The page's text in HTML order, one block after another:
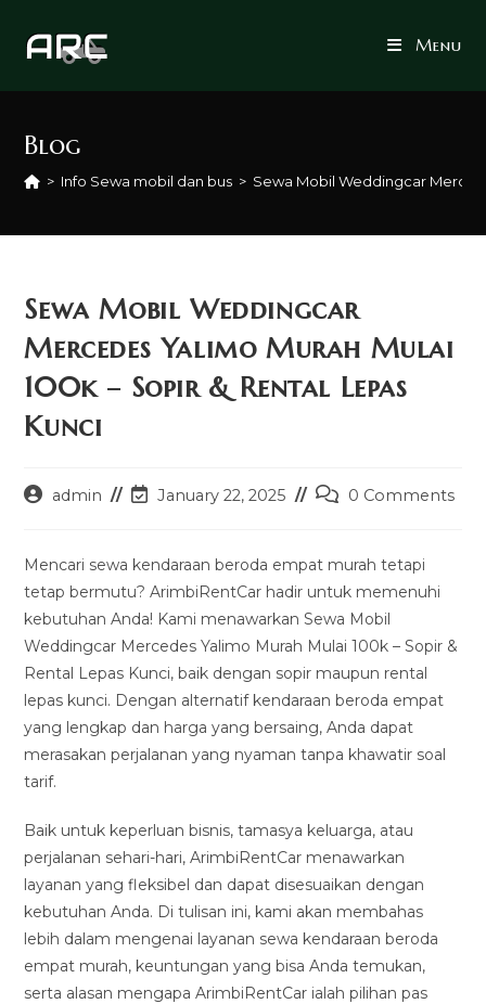
Menu
Blog
> Info Sewa mobil dan bus > Sewa Mobil Weddingcar
Sewa Mobil Weddingcar
Mercedes Yalimo Murah Mulai
100k – Sopir & Rental Lepas
Kunci
Postadmin
PostJanuary 22, 2025
Post0 Comments
Mencari sewa kendaraan beroda empat murah tetapi
tetap bermutu? ArimbiRentCar hadir untuk memenuhi
kebutuhan Anda! Kami menawarkan Sewa Mobil
Weddingcar Mercedes Yalimo Murah Mulai 100k – Sopir &
Rental Lepas Kunci, baik dengan sopir maupun rental
lepas kunci. Dengan alternatif kendaraan beroda empat
yang lengkap dan harga yang bersaing, Anda dapat
merasakan perjalanan yang nyaman tanpa khawatir soal
tarif.
Baik untuk keperluan bisnis, tamasya keluarga, atau
perjalanan sehari-hari, ArimbiRentCar menawarkan
layanan yang fleksibel dan dapat disesuaikan dengan
kebutuhan Anda. Di tulisan ini, kami akan membahas
lebih dalam mengenai layanan sewa kendaraan beroda
empat murah, keuntungan yang bisa Anda temukan,
serta alasan mengapa ArimbiRentCar ialah pilihan pas